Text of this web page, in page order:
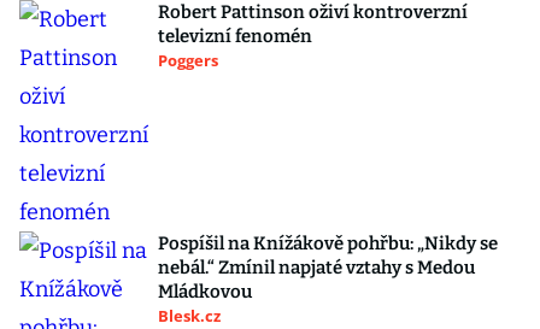
Robert Pattinson oživí kontroverzní
televizní fenomén
Poggers
Pospíšil na Knížákově pohřbu: „Nikdy se
nebál.“ Zmínil napjaté vztahy s Medou
Mládkovou
Blesk.cz